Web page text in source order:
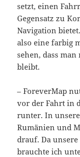
setzt, einen
Gegensatz zu
Navigation
also eine farbig
sehen, dass
bleibt.
– ForeverMap
vor der Fahrt in
runter. In
Rumänien und
drauf. Da
brauchte ich